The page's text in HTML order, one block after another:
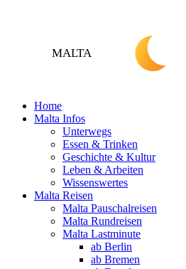
MALTA
Home
Malta Infos
Unterwegs
Essen & Trinken
Geschichte & Kultur
Leben & Arbeiten
Wissenswertes
Malta Reisen
Malta Pauschalreisen
Malta Rundreisen
Malta Lastminute
ab Berlin
ab Bremen